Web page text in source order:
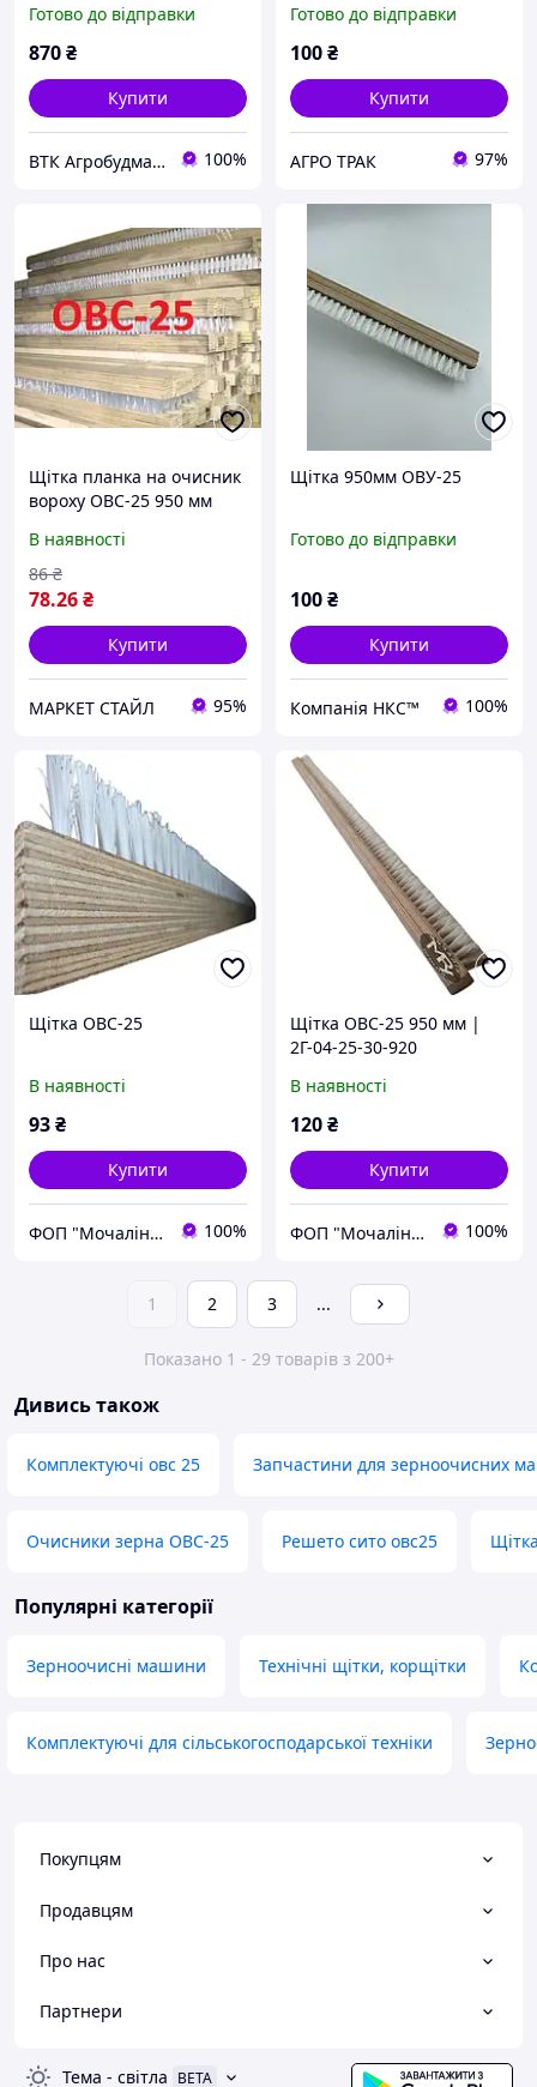
Готово до відправки
870₴
Купити
ВТК Агробудмаш 100%
Готово до відправки
100₴
Купити
АГРО ТРАК 97%
Щітка планка на очисник
вороху ОВС-25 950 мм
В наявності
78.26₴
86 ₴
Купити
МАРКЕТ СТАЙЛ 95%
Щітка 950мм ОВУ-25
Готово до відправки
100₴
Купити
Компанія НКС™ 100%
Щітка ОВС-25
В наявності
93₴
Купити
ФОП "Мочалін Р.Ю." 100%
Щітка ОВС-25 950 мм |
2Г-04-25-30-920
В наявності
120₴
Купити
ФОП "Мочалін Р.Ю." 100%
1 2 3 ...
Показано 1 - 29 товарів з 200+
Дивись також
Комплектуючі овс 25 Запчастини для зерноочисних
Очисники зерна ОВС-25 Решето сито овс25
Популярні категорії
Зерноочисні машини Технічні щітки, корщітки
Комплектуючі для сільськогосподарської техніки
Покупцям
Продавцям
Про нас
Партнери
Тема - світла BETA